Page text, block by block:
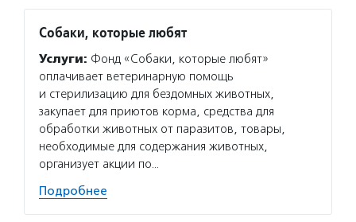
Собаки, которые любят
Услуги: Фонд «Собаки, которые любят»
оплачивает ветеринарную помощь
и стерилизацию для бездомных животных,
закупает для приютов корма, средства для
обработки животных от паразитов, товары,
необходимые для содержания животных,
организует акции по…
Подробнее